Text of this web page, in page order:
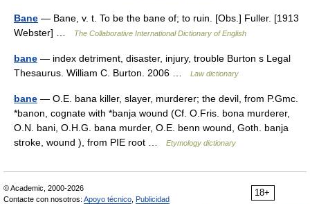
Bane — Bane, v. t. To be the bane of; to ruin. [Obs.] Fuller. [1913
Webster] …
The Collaborative International Dictionary of English
bane — index detriment, disaster, injury, trouble Burton s Legal
Thesaurus. William C. Burton. 2006 …
Law dictionary
bane — O.E. bana killer, slayer, murderer; the devil, from P.Gmc.
*banon, cognate with *banja wound (Cf. O.Fris. bona murderer,
O.N. bani, O.H.G. bana murder, O.E. benn wound, Goth. banja
stroke, wound ), from PIE root …
Etymology dictionary
18+
© Academic, 2000-2026
Contacte con nosotros: Apoyo técnico Publicidad